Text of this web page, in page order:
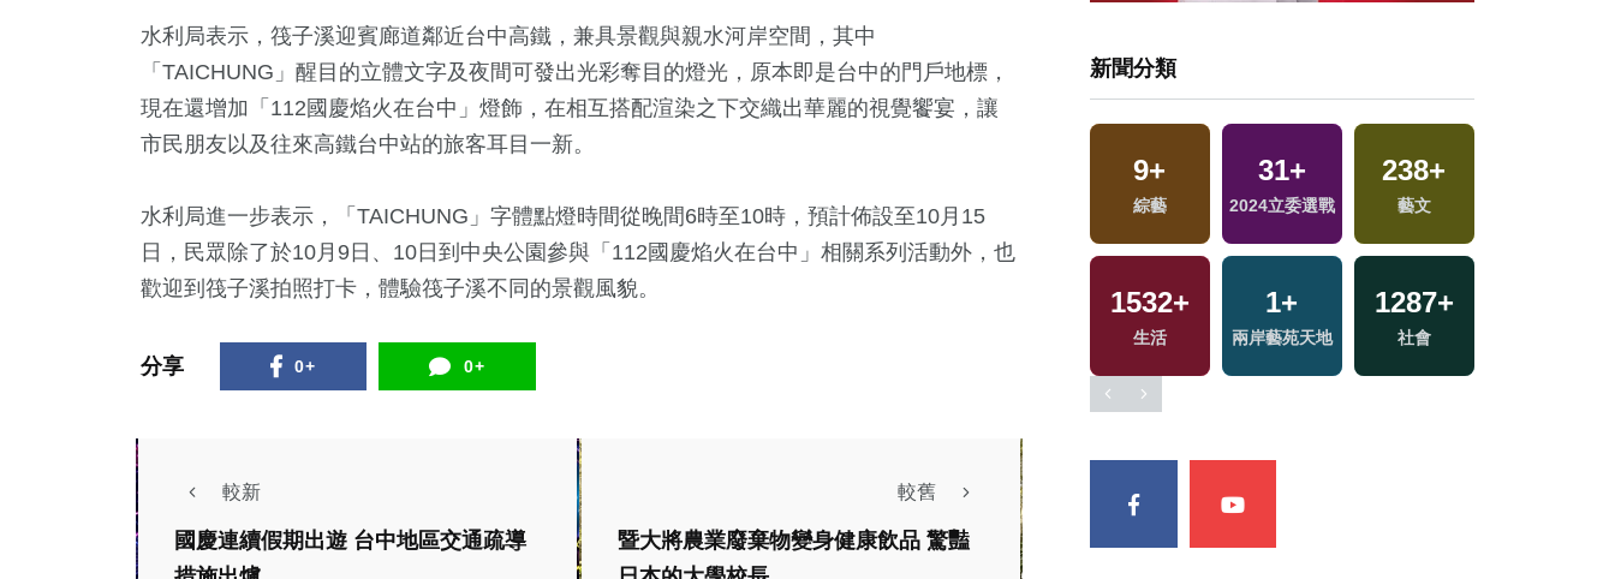
水利局表示，筏子溪迎賓廊道鄰近台中高鐵，兼具景觀與親水河岸空間，其中
「TAICHUNG」醒目的立體文字及夜間可發出光彩奪目的燈光，原本即是台中的門戶地標，
現在還增加「112國慶焰火在台中」燈飾，在相互搭配渲染之下交織出華麗的視覺饗宴，讓
市民朋友以及往來高鐵台中站的旅客耳目一新。
水利局進一步表示，「TAICHUNG」字體點燈時間從晚間6時至10時，預計佈設至10月15
日，民眾除了於10月9日、10日到中央公園參與「112國慶焰火在台中」相關系列活動外，也
歡迎到筏子溪拍照打卡，體驗筏子溪不同的景觀風貌。
分享 0+ 0+
較新
國慶連續假期出遊 台中地區交通疏導
較舊
暨大將農業廢棄物變身健康飲品 驚豔
熱門 政治
生活
新聞分類
綜合 評論
632+ 65+
兩岸
財經及消費 2023金鐘獎 健康及醫療
化專區
流專區
9+
綜藝
31+
2024立委選戰
238+
藝文
1532+
生活
1+
兩岸藝苑天地
1287+
社會